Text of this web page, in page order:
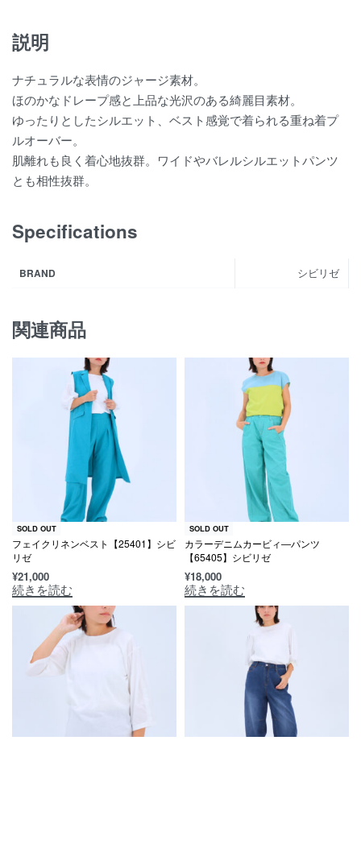
説明
ナチュラルな表情のジャージ素材。
ほのかなドレープ感と上品な光沢のある綺麗目素材。
ゆったりとしたシルエット、ベスト感覚で着られる重ね着プ
ルオーバー。
肌離れも良く着心地抜群。ワイドやバレルシルエットパンツ
とも相性抜群。
Specifications
BRAND シビリゼ
関連商品
SOLD OUT
フェイクリネンベスト【25401】シビ
リゼ
¥21,000
続きを読む
SOLD OUT
カラーデニムカービィ―パンツ
【65405】シビリゼ
¥18,000
続きを読む